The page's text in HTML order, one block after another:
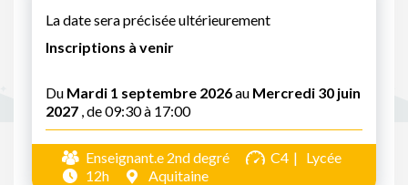
La date sera précisée ultérieurement
Inscriptions à venir
Du Mardi 1 septembre 2026au Mercredi 30 juin
2027 , de 09:30 à 17:00
Enseignant.e 2nd degré C4
Lycée
12h
Aquitaine